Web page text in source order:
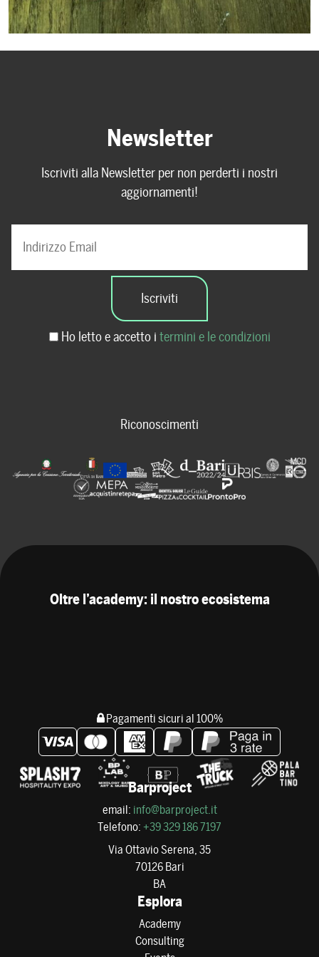
Newsletter
Iscriviti alla Newsletter per non perderti i nostri
aggiornamenti!
Ho letto e accetto i termini e le condizioni
Riconoscimenti
Oltre l’academy: il nostro ecosistema
Pagamenti sicuri al 100%
Barproject
email: info@barproject.it
Telefono: +39 329 186 7197
Via Ottavio Serena, 35
70126 Bari
BA
Esplora
Academy
Consulting